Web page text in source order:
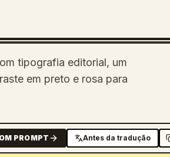
tipografia editorial, um
em preto e rosa para
PROMPT Antes da tradução